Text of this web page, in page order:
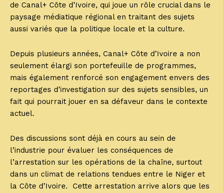
de Canal+ Côte d’Ivoire, qui joue un rôle crucial dans le
paysage médiatique régional en traitant des sujets
aussi variés que la politique locale et la culture.
Depuis plusieurs années, Canal+ Côte d’Ivoire a non
seulement élargi son portefeuille de programmes,
mais également renforcé son engagement envers des
reportages d’investigation sur des sujets sensibles, un
fait qui pourrait jouer en sa défaveur dans le contexte
actuel.
Des discussions sont déjà en cours au sein de
l’industrie pour évaluer les conséquences de
l’arrestation sur les opérations de la chaîne, surtout
dans un climat de relations tendues entre le Niger et
la Côte d’Ivoire. Cette arrestation arrive alors que les